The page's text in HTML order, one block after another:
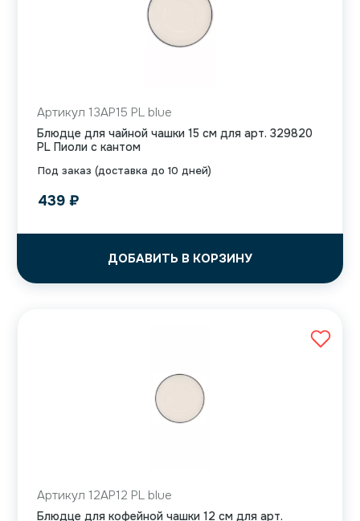
Под заказ (доставка до 10 дней)
Артикул 13AP15 PL blue
Блюдце для чайной чашки 15 см для арт. 329820
PL Пиоли с кантом
439 ₽
ДОБАВИТЬ В КОРЗИНУ
Артикул 12AP12 PL blue
Блюдце для кофейной чашки 12 см для арт.